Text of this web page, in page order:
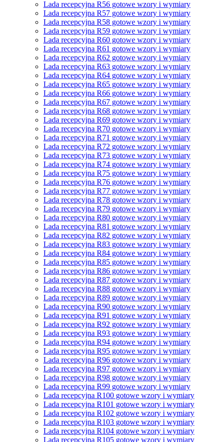
Lada recepcyjna R56 gotowe wzory i wymiary
Lada recepcyjna R57 gotowe wzory i wymiary
Lada recepcyjna R58 gotowe wzory i wymiary
Lada recepcyjna R59 gotowe wzory i wymiary
Lada recepcyjna R60 gotowe wzory i wymiary
Lada recepcyjna R61 gotowe wzory i wymiary
Lada recepcyjna R62 gotowe wzory i wymiary
Lada recepcyjna R63 gotowe wzory i wymiary
Lada recepcyjna R64 gotowe wzory i wymiary
Lada recepcyjna R65 gotowe wzory i wymiary
Lada recepcyjna R66 gotowe wzory i wymiary
Lada recepcyjna R67 gotowe wzory i wymiary
Lada recepcyjna R68 gotowe wzory i wymiary
Lada recepcyjna R69 gotowe wzory i wymiary
Lada recepcyjna R70 gotowe wzory i wymiary
Lada recepcyjna R71 gotowe wzory i wymiary
Lada recepcyjna R72 gotowe wzory i wymiary
Lada recepcyjna R73 gotowe wzory i wymiary
Lada recepcyjna R74 gotowe wzory i wymiary
Lada recepcyjna R75 gotowe wzory i wymiary
Lada recepcyjna R76 gotowe wzory i wymiary
Lada recepcyjna R77 gotowe wzory i wymiary
Lada recepcyjna R78 gotowe wzory i wymiary
Lada recepcyjna R79 gotowe wzory i wymiary
Lada recepcyjna R80 gotowe wzory i wymiary
Lada recepcyjna R81 gotowe wzory i wymiary
Lada recepcyjna R82 gotowe wzory i wymiary
Lada recepcyjna R83 gotowe wzory i wymiary
Lada recepcyjna R84 gotowe wzory i wymiary
Lada recepcyjna R85 gotowe wzory i wymiary
Lada recepcyjna R86 gotowe wzory i wymiary
Lada recepcyjna R87 gotowe wzory i wymiary
Lada recepcyjna R88 gotowe wzory i wymiary
Lada recepcyjna R89 gotowe wzory i wymiary
Lada recepcyjna R90 gotowe wzory i wymiary
Lada recepcyjna R91 gotowe wzory i wymiary
Lada recepcyjna R92 gotowe wzory i wymiary
Lada recepcyjna R93 gotowe wzory i wymiary
Lada recepcyjna R94 gotowe wzory i wymiary
Lada recepcyjna R95 gotowe wzory i wymiary
Lada recepcyjna R96 gotowe wzory i wymiary
Lada recepcyjna R97 gotowe wzory i wymiary
Lada recepcyjna R98 gotowe wzory i wymiary
Lada recepcyjna R99 gotowe wzory i wymiary
Lada recepcyjna R100 gotowe wzory i wymiary
Lada recepcyjna R101 gotowe wzory i wymiary
Lada recepcyjna R102 gotowe wzory i wymiary
Lada recepcyjna R103 gotowe wzory i wymiary
Lada recepcyjna R104 gotowe wzory i wymiary
Lada recepcyjna R105 gotowe wzory i wymiary